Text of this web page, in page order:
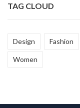
TAG CLOUD
Design Fashion
Women